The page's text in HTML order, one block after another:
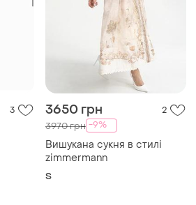
3 3650 грн 2
3970 грн -9%
Вишукана сукня в стилі
zimmermann
S